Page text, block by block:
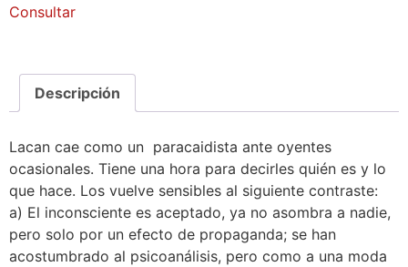
Consultar
Descripción
Lacan cae como un paracaidista ante oyentes
ocasionales. Tiene una hora para decirles quién es y lo
que hace. Los vuelve sensibles al siguiente contraste:
a) El inconsciente es aceptado, ya no asombra a nadie,
pero solo por un efecto de propaganda; se han
acostumbrado al psicoanálisis, pero como a una moda